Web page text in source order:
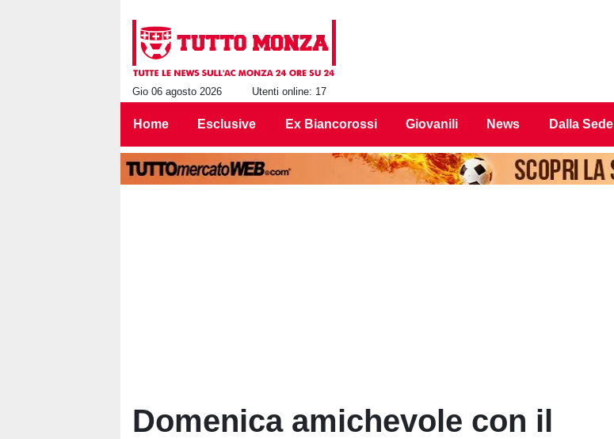
Gio 06 agosto 2026 Utenti online: 17
Home Esclusive Ex Biancorossi Giovanili News Dalla Sede
Domenica amichevole con il